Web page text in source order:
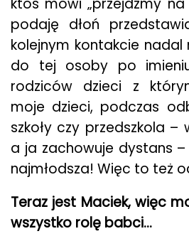
ktoś mówi „przejdźmy na
podaję dłoń
kolejnym kontakcie
do tej osoby po
rodziców dzieci z
moje dzieci, podczas
szkoły czy przedszkola –
a ja zachowuje dystans
najmłodsza! Więc to też
Teraz jest Maciek, więc
wszystko rolę babci…